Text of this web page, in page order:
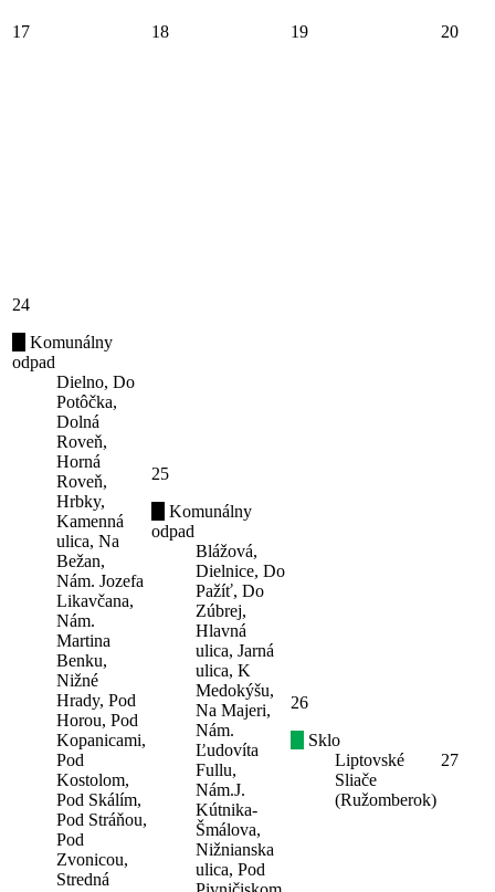
17 18 19 20
24
Komunálny
odpad
Dielno, Do
Potôčka,
Dolná
Roveň,
Horná
Roveň,
Hrbky,
Kamenná
ulica, Na
Bežan,
Nám. Jozefa
Likavčana,
Nám.
Martina
Benku,
Nižné
Hrady, Pod
Horou, Pod
Kopanicami,
Pod
Kostolom,
Pod Skálím,
Pod Stráňou,
Pod
Zvonicou,
Stredná
25
Komunálny
odpad
Blážová,
Dielnice, Do
Pažíť, Do
Zúbrej,
Hlavná
ulica, Jarná
ulica, K
Medokýšu,
Na Majeri,
Nám.
Ľudovíta
Fullu,
Nám.J.
Kútnika-
Šmálova,
Nižnianska
ulica, Pod
26
Sklo
Liptovské
Sliače
(Ružomberok)
27